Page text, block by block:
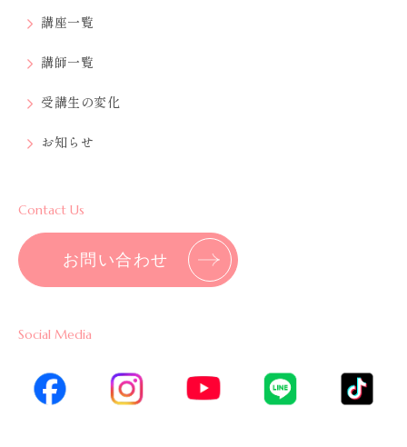
講座一覧
講師一覧
受講生の変化
お知らせ
Contact Us
お問い合わせ
Social Media